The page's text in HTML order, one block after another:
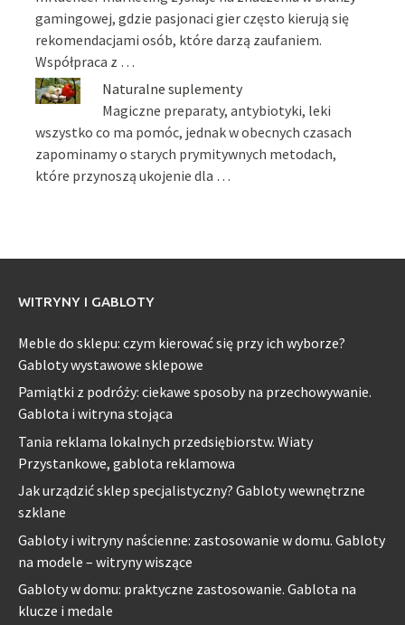
gamingowej, gdzie pasjonaci gier często kierują się
rekomendacjami osób, które darzą zaufaniem.
Współpraca z …
Naturalne suplementy
Magiczne preparaty, antybiotyki, leki
wszystko co ma pomóc, jednak w obecnych czasach
zapominamy o starych prymitywnych metodach,
które przynoszą ukojenie dla …
WITRYNY I GABLOTY
Meble do sklepu: czym kierować się przy ich wyborze?
Gabloty wystawowe sklepowe
Pamiątki z podróży: ciekawe sposoby na przechowywanie.
Gablota i witryna stojąca
Tania reklama lokalnych przedsiębiorstw. Wiaty
Przystankowe, gablota reklamowa
Jak urządzić sklep specjalistyczny? Gabloty wewnętrzne
szklane
Gabloty i witryny naścienne: zastosowanie w domu. Gabloty
na modele – witryny wiszące
Gabloty w domu: praktyczne zastosowanie. Gablota na
klucze i medale